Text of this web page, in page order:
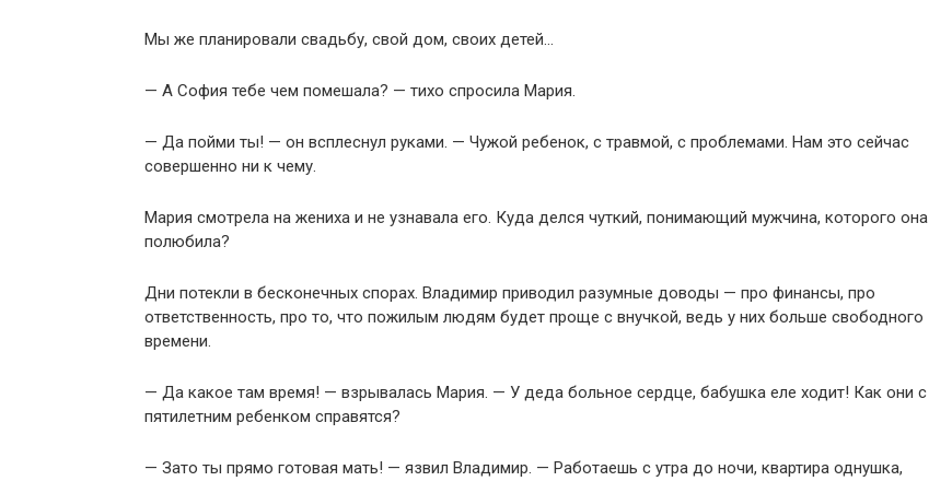
Мы же планировали свадьбу, свой дом, своих детей…
— А София тебе чем помешала? — тихо спросила Мария.
— Да пойми ты! — он всплеснул руками. — Чужой ребенок, с травмой, с проблемами. Нам это сейчас
совершенно ни к чему.
Мария смотрела на жениха и не узнавала его. Куда делся чуткий, понимающий мужчина, которого она
полюбила?
Дни потекли в бесконечных спорах. Владимир приводил разумные доводы — про финансы, про
ответственность, про то, что пожилым людям будет проще с внучкой, ведь у них больше свободного
времени.
— Да какое там время! — взрывалась Мария. — У деда больное сердце, бабушка еле ходит! Как они с
пятилетним ребенком справятся?
— Зато ты прямо готовая мать! — язвил Владимир. — Работаешь с утра до ночи, квартира однушка,